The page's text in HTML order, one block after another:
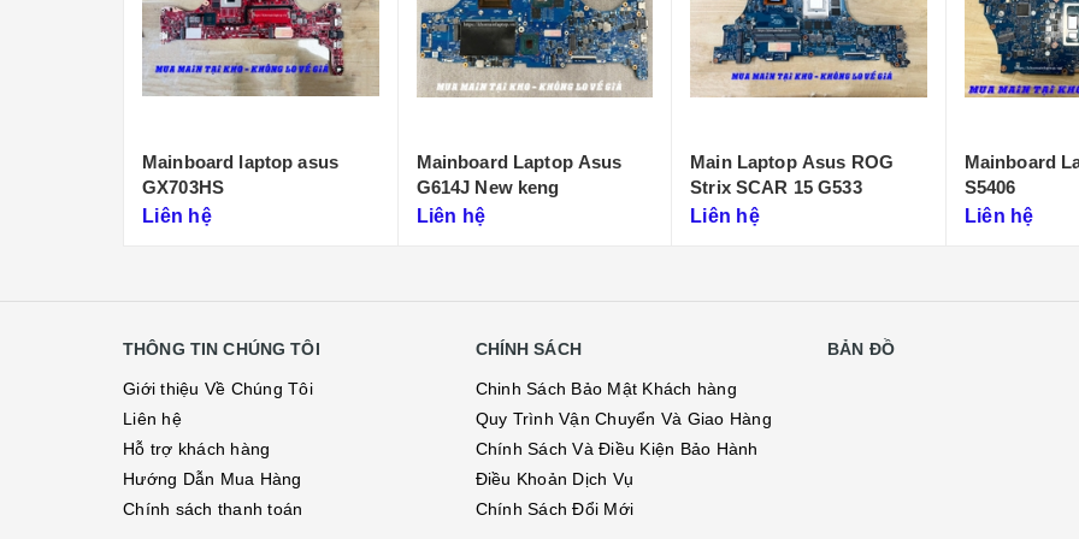
Mainboard Laptop Asus
G614J New keng
Liên hệ
Main Laptop Asus ROG
Strix SCAR 15 G533
Liên hệ
Mainboard Laptop Asus
S5406
Liên hệ
Main Asus
Liên hệ
THÔNG TIN CHÚNG TÔI
Giới thiệu Về Chúng Tôi
Liên hệ
Hỗ trợ khách hàng
Hướng Dẫn Mua Hàng
Chính sách thanh toán
CHÍNH SÁCH
Chinh Sách Bảo Mật Khách hàng
Quy Trình Vận Chuyển Và Giao Hàng
Chính Sách Và Điều Kiện Bảo Hành
Điều Khoản Dịch Vụ
Chính Sách Đổi Mới
BẢN ĐỒ